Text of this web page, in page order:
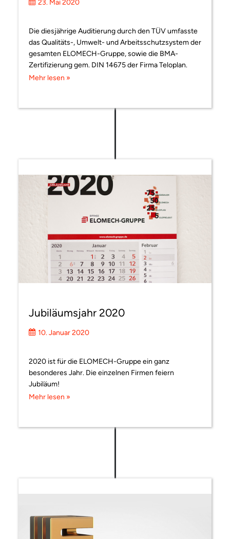
23. Mai 2020
Die diesjährige Auditierung durch den TÜV umfasste
das Qualitäts-, Umwelt- und Arbeitsschutzsystem der
gesamten ELOMECH-Gruppe, sowie die BMA-
Zertifizierung gem. DIN 14675 der Firma Teloplan.
Mehr lesen »
Jubiläumsjahr 2020
10. Januar 2020
2020 ist für die ELOMECH-Gruppe ein ganz
besonderes Jahr. Die einzelnen Firmen feiern
Jubiläum!
Mehr lesen »